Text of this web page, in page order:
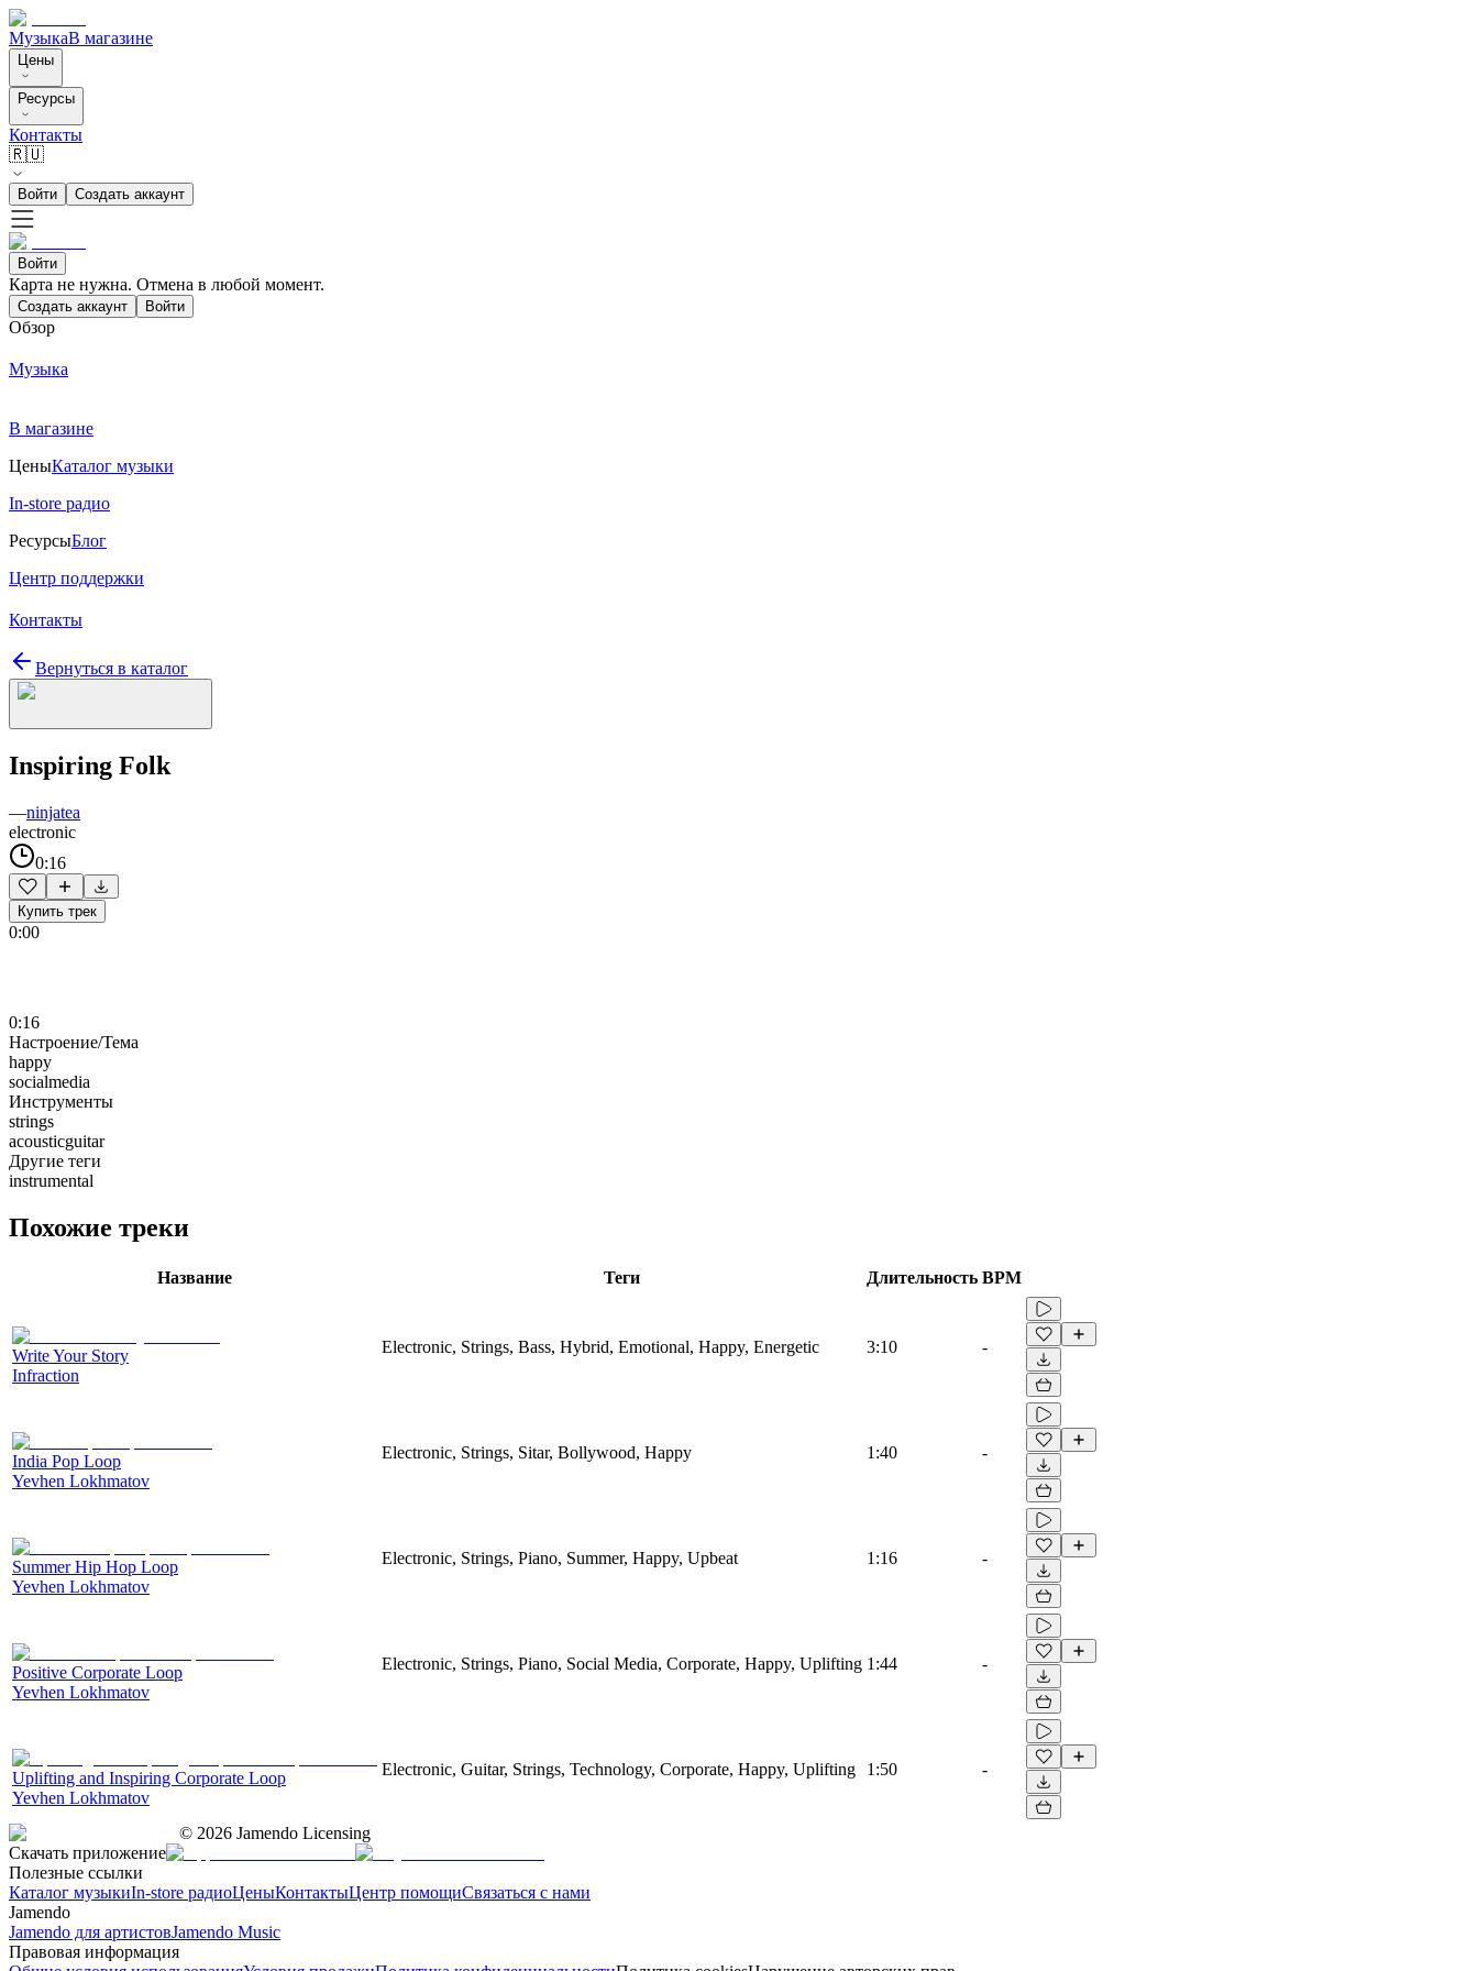
МузыкаВ магазине
Цены
Ресурсы
Контакты
🇷🇺
Войти Создать аккаунт
Войти
Карта не нужна. Отмена в любой момент.
Создать аккаунт Войти
Обзор
Музыка
В магазине
ЦеныКаталог музыки
In-store радио
РесурсыБлог
Центр поддержки
Контакты
Вернуться в каталог
Inspiring Folk
—ninjatea
electronic
0:16
Купить трек
0:00
0:16
Настроение/Тема
happy
socialmedia
Инструменты
strings
acousticguitar
Другие теги
instrumental
Похожие треки
Название Теги Длительность BPM
Write Your Story
Infraction
Electronic, Strings, Bass, Hybrid, Emotional, Happy, Energetic 3:10 -
India Pop Loop
Yevhen Lokhmatov
Electronic, Strings, Sitar, Bollywood, Happy 1:40 -
Summer Hip Hop Loop
Yevhen Lokhmatov
Electronic, Strings, Piano, Summer, Happy, Upbeat 1:16 -
Positive Corporate Loop
Yevhen Lokhmatov
Electronic, Strings, Piano, Social Media, Corporate, Happy, Uplifting 1:44 -
Uplifting and Inspiring Corporate Loop
Yevhen Lokhmatov
Electronic, Guitar, Strings, Technology, Corporate, Happy, Uplifting 1:50 -
© 2026 Jamendo Licensing
Скачать приложение
Полезные ссылки
Каталог музыкиIn-store радиоЦеныКонтактыЦентр помощиСвязаться с нами
Jamendo
Jamendo для артистовJamendo Music
Правовая информация